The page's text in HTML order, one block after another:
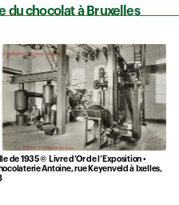
du chocolat à Bruxelles
de 1935 © Livre d’Or de l’Exposition •
Antoine, rue Keyenveld à Ixelles,